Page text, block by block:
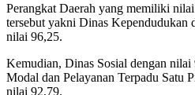
Perangkat Daerah yang memiliki
tersebut yakni Dinas Kependudukan
nilai 96,25.
Kemudian, Dinas Sosial dengan nilai
Modal dan Pelayanan Terpadu Satu
nilai 92,79.